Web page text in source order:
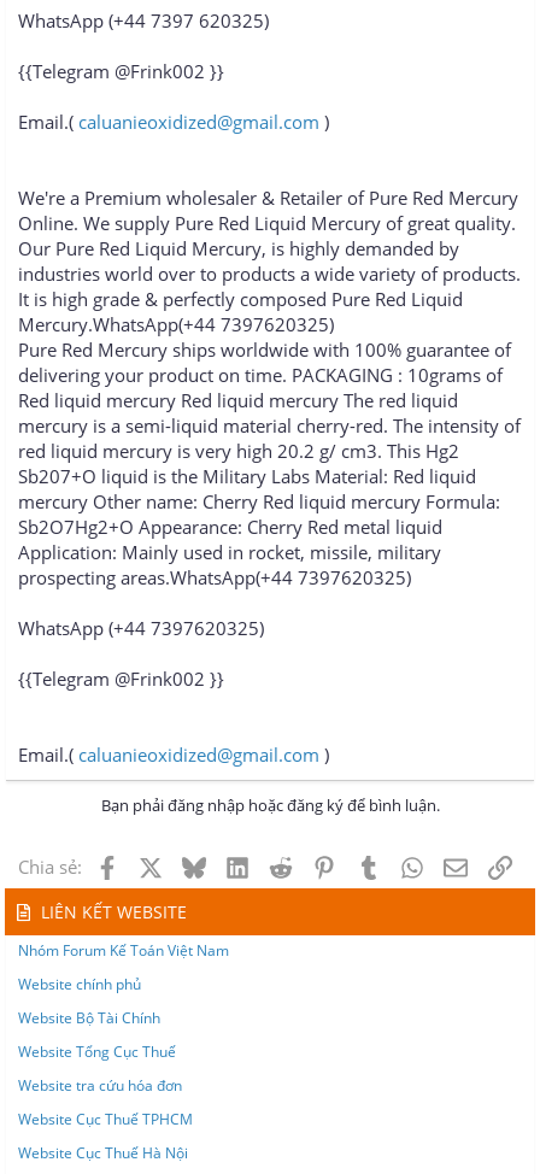
WhatsApp (+44 7397 620325)
{{Telegram @Frink002 }}
Email.( caluanieoxidized@gmail.com )
We're a Premium wholesaler & Retailer of Pure Red Mercury
Online. We supply Pure Red Liquid Mercury of great quality.
Our Pure Red Liquid Mercury, is highly demanded by
industries world over to products a wide variety of products.
It is high grade & perfectly composed Pure Red Liquid
Mercury.WhatsApp(+44 7397620325)
Pure Red Mercury ships worldwide with 100% guarantee of
delivering your product on time. PACKAGING : 10grams of
Red liquid mercury Red liquid mercury The red liquid
mercury is a semi-liquid material cherry-red. The intensity of
red liquid mercury is very high 20.2 g/ cm3. This Hg2
Sb207+O liquid is the Military Labs Material: Red liquid
mercury Other name: Cherry Red liquid mercury Formula:
Sb2O7Hg2+O Appearance: Cherry Red metal liquid
Application: Mainly used in rocket, missile, military
prospecting areas.WhatsApp(+44 7397620325)
WhatsApp (+44 7397620325)
{{Telegram @Frink002 }}
Email.( caluanieoxidized@gmail.com )
Bạn phải đăng nhập hoặc đăng ký để bình luận.
Chia sẻ: Facebook BlueskyLinkedInReddit PinterestTumblrWhatsApp
Email
LIÊN KẾT WEBSITE
Nhóm Forum Kế Toán Việt Nam
Website chính phủ
Website Bộ Tài Chính
Website Tổng Cục Thuế
Website tra cứu hóa đơn
Website Cục Thuế TPHCM
Website Cục Thuế Hà Nội